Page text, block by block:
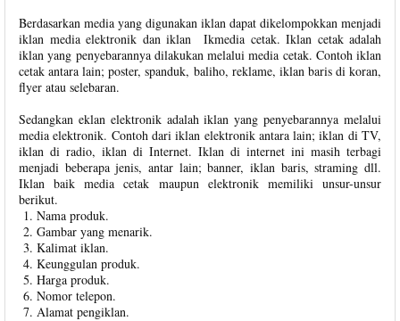
Berdasarkan media yang digunakan iklan dapat dikelompokkan menjadi
iklan media elektronik dan iklan Ikmedia cetak. Iklan cetak adalah
iklan yang penyebarannya dilakukan melalui media cetak. Contoh iklan
cetak antara lain; poster, spanduk, baliho, reklame, iklan baris di koran,
flyer atau selebaran.
Sedangkan eklan elektronik adalah iklan yang penyebarannya melalui
media elektronik. Contoh dari iklan elektronik antara lain; iklan di TV,
iklan di radio, iklan di Internet. Iklan di internet ini masih terbagi
menjadi beberapa jenis, antar lain; banner, iklan baris, straming dll.
Iklan baik media cetak maupun elektronik memiliki unsur-unsur
berikut.
Nama produk.
Gambar yang menarik.
Kalimat iklan.
Keunggulan produk.
Harga produk.
Nomor telepon.
Alamat pengiklan.